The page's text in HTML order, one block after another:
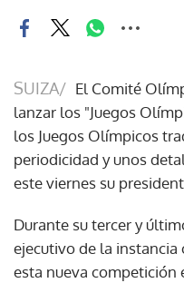
SUIZA/ El Comité
lanzar los "Juegos
los Juegos Olímpicos
periodicidad y unos
este viernes su
Durante su tercer y
ejecutivo de la
esta nueva competición